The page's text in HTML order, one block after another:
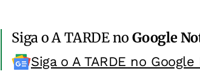
Siga o A TARDE noGoogle
Siga o A TARDE no